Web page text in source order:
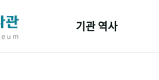
기관 역사